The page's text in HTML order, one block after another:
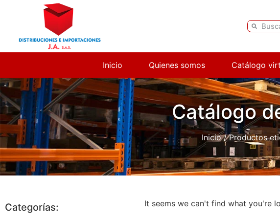
Inicio Quienes somos Catálogo
Catálogo
Inicio/ Productos
Categorías: It seems we can't find what you're